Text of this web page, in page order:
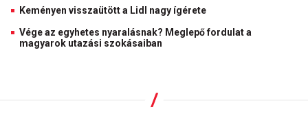
Keményen visszaütött a Lidl nagy ígérete
Vége az egyhetes nyaralásnak? Meglepő fordulat a
magyarok utazási szokásaiban